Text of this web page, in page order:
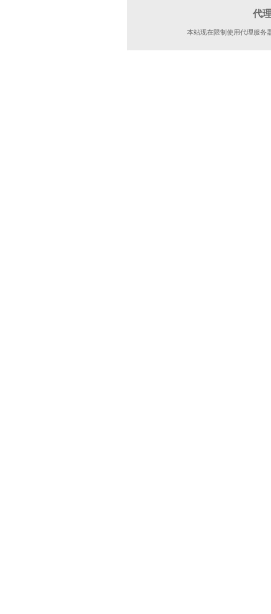
代
本站现在限制使用代理服务